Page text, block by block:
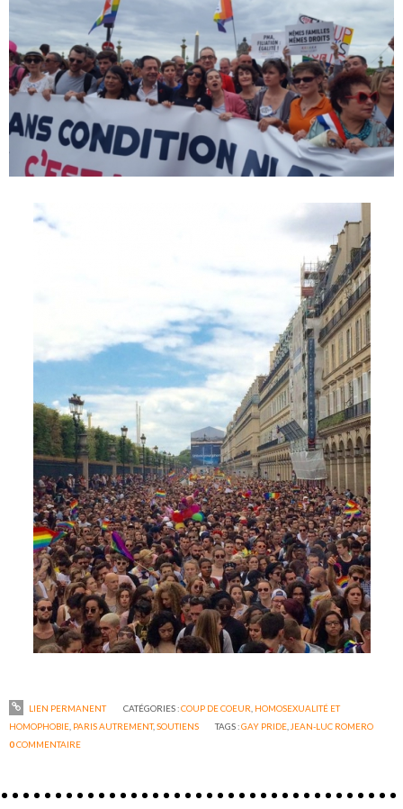
LIEN PERMANENT CATÉGORIES :COUP DE COEUR HOMOSEXUALITÉ ET
HOMOPHOBIE PARIS AUTREMENT,SOUTIENS TAGS :GAY PRIDE JEAN-LUC ROMERO
0COMMENTAIRE